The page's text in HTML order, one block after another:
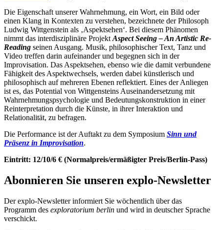
Die Eigenschaft unserer Wahrnehmung, ein Wort, ein Bild oder
einen Klang in Kontexten zu verstehen, bezeichnete der Philosoph
Ludwig Wittgenstein als ‚Aspektsehen‘. Bei diesem Phänomen
nimmt das interdisziplinäre Projekt Aspect Seeing – An Artistic Re-
Reading seinen Ausgang. Musik, philosophischer Text, Tanz und
Video treffen darin aufeinander und begegnen sich in der
Improvisation. Das Aspektsehen, ebenso wie die damit verbundene
Fähigkeit des Aspektwechsels, werden dabei künstlerisch und
philosophisch auf mehreren Ebenen reflektiert. Eines der Anliegen
ist es, das Potential von Wittgensteins Auseinandersetzung mit
Wahrnehmungspsychologie und Bedeutungskonstruktion in einer
Reinterpretation durch die Künste, in ihrer Interaktion und
Relationalität, zu befragen.
Die Performance ist der Auftakt zu dem Symposium Sinn und
Präsenz in Improvisation.
Eintritt: 12/10/6 € (Normalpreis/ermäßigter Preis/Berlin-Pass)
Abonnieren Sie unseren explo-Newsletter
Der explo-Newsletter informiert Sie wöchentlich über das
Programm des exploratorium berlin und wird in deutscher Sprache
verschickt.